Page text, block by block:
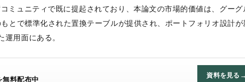
ミュニティで既に提起されており、本論文の市場的価値は、グーグ
とで標準化された置換テーブルが提供され、ポートフォリオ設計が
用面にある。
無料配布中
資料を見る →